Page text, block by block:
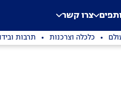
צרו קשר
כלכלה וצרכנות תרבות